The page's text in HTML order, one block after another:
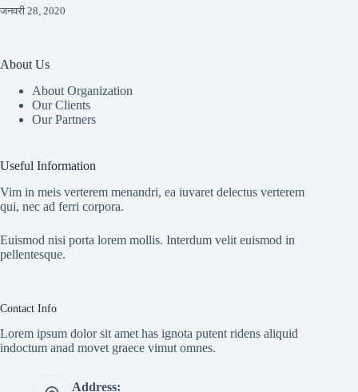
जनवरी 28, 2020
About Us
About Organization
Our Clients
Our Partners
Useful Information
Vim in meis verterem menandri, ea iuvaret delectus verterem
qui, nec ad ferri corpora.
Euismod nisi porta lorem mollis. Interdum velit euismod in
pellentesque.
Contact Info
Lorem ipsum dolor sit amet has ignota putent ridens aliquid
indoctum anad movet graece vimut omnes.
Address: